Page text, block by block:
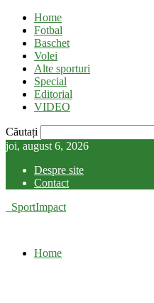
Home
Fotbal
Baschet
Volei
Alte sporturi
Special
Editorial
VIDEO
Căutați
joi, august 6, 2026
Despre site
Contact
SportImpact
Home